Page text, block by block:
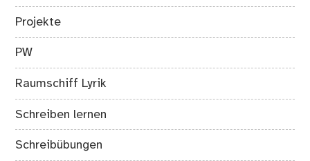
Projekte
PW
Raumschiff Lyrik
Schreiben lernen
Schreibübungen